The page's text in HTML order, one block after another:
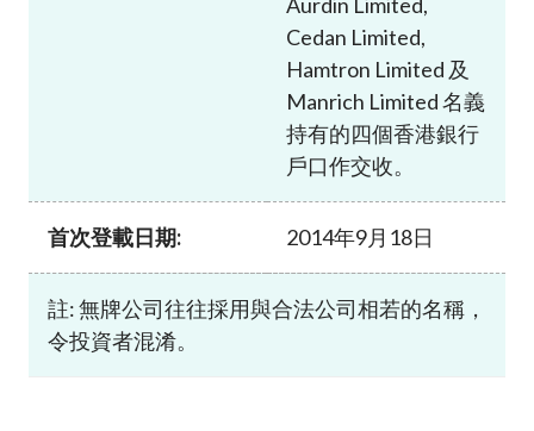
Cedan Limited,
Hamtron Limited 及
Manrich Limited 名義
持有的四個香港銀行
戶口作交收。
首次登載日期: 2014年9月18日
註: 無牌公司往往採用與合法公司相若的名稱，
令投資者混淆。